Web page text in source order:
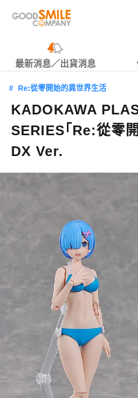
最新消息／出貨消息
Re:從零開始的異世界生活
KADOKAWA
SERIES「Re:從零
DX Ver.